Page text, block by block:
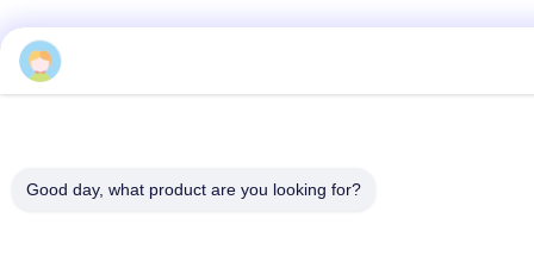
Good day, what product are you looking for?